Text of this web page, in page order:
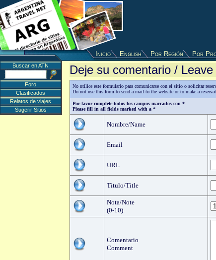
Inicio English Por Región Por
Deje su comentario /
No utilice este formulario para comunicarse con el sitio o solicitar
Do not use this form to send a mail to the website or to make a
Por favor complete todos los campos marcados con *
Please fill in all fields marked with a *
Nombre/Name
Email
URL
Titulo/Title
Nota/Note
(0-10)
Comentario
Comment
Buscar en ATN
Foro
Clasificados
Relatos de viajes
Sugerir Sitios